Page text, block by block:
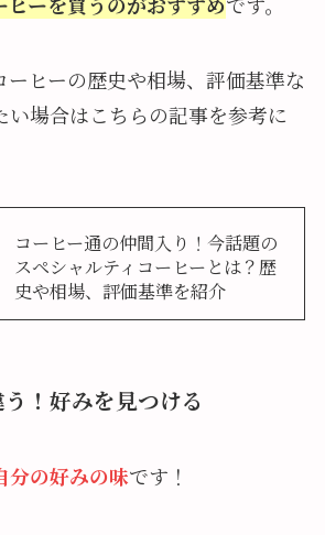
ーヒーの歴史や相場、評価基準な
い場合はこちらの記事を参考に
コーヒー通の仲間入り！今話題の
スペシャルティコーヒーとは？歴
史や相場、評価基準を紹介
！好みを見つける
分の好みの味です！